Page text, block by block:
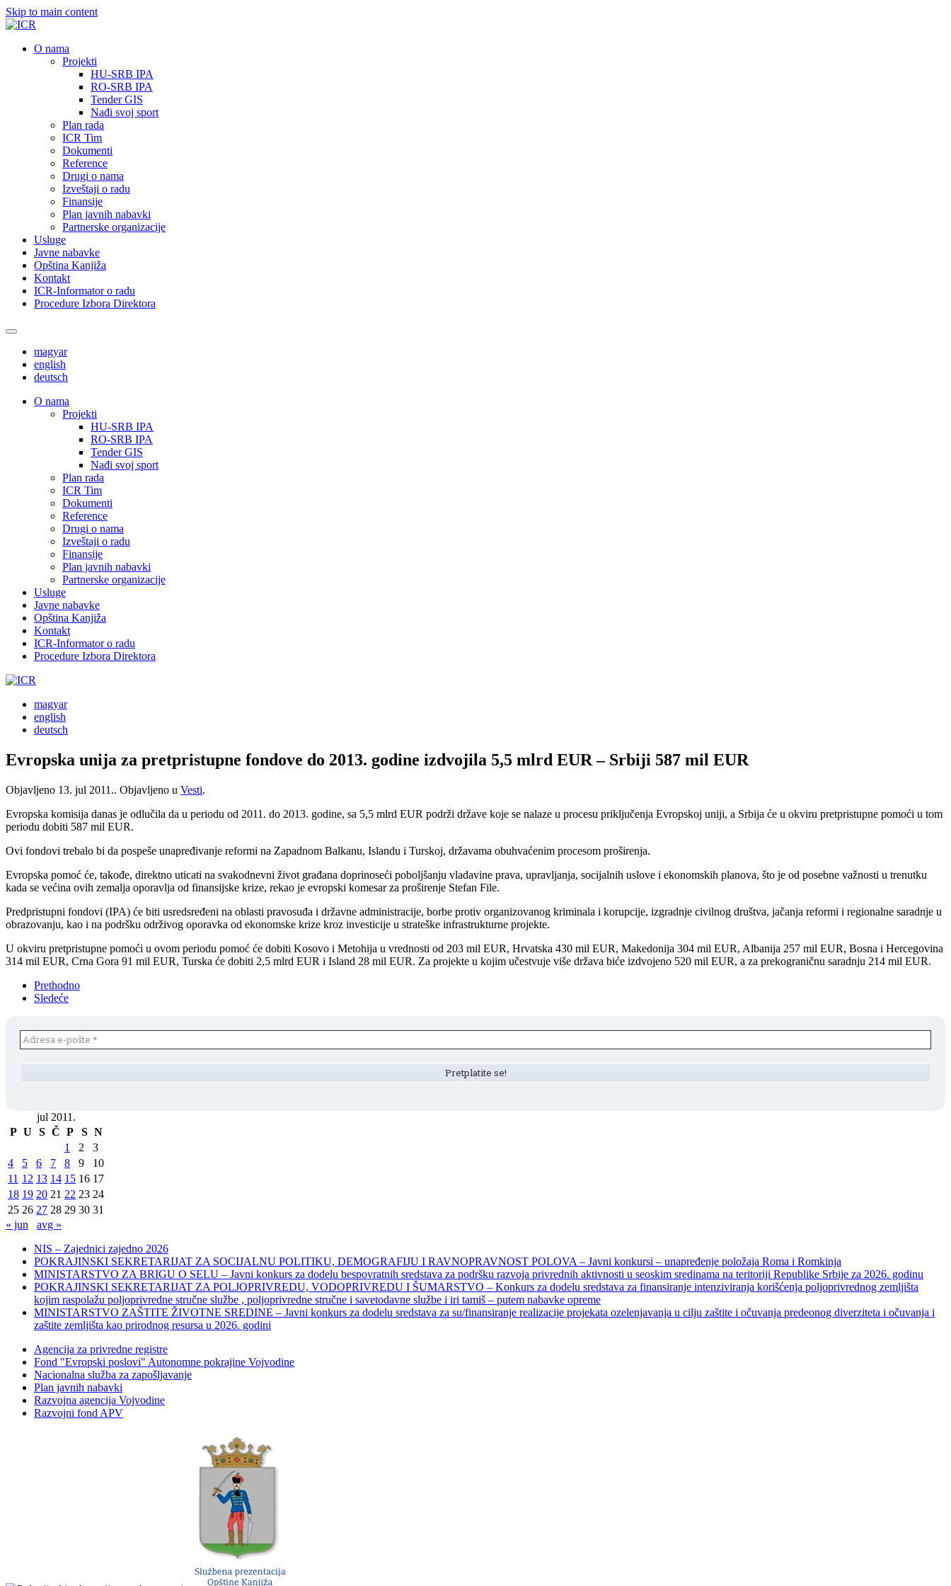
Skip to main content
О nama
Projekti
HU-SRB IPA
RO-SRB IPA
Tender GIS
Nađi svoj sport
Plan rada
ICR Tim
Dokumenti
Reference
Drugi o nama
Izveštaji o radu
Finansije
Plan javnih nabavki
Partnerske organizacije
Usluge
Javne nabavke
Opština Kanjiža
Kontakt
ICR-Informator o radu
Procedure Izbora Direktora
magyar
english
deutsch
О nama
Projekti
HU-SRB IPA
RO-SRB IPA
Tender GIS
Nađi svoj sport
Plan rada
ICR Tim
Dokumenti
Reference
Drugi o nama
Izveštaji o radu
Finansije
Plan javnih nabavki
Partnerske organizacije
Usluge
Javne nabavke
Opština Kanjiža
Kontakt
ICR-Informator o radu
Procedure Izbora Direktora
magyar
english
deutsch
Evropska unija za pretpristupne fondove do 2013. godine izdvojila 5,5 mlrd EUR – Srbiji 587 mil EUR
Objavljeno 13. jul 2011.. Objavljeno u Vesti.
Evropska komisija danas je odlučila da u periodu od 2011. do 2013. godine, sa 5,5 mlrd EUR podrži države koje se nalaze u procesu priključenja Evropskoj uniji, a Srbija će u okviru pretpristupne pomoći u tom
periodu dobiti 587 mil EUR.
Ovi fondovi trebalo bi da pospeše unapređivanje reformi na Zapadnom Balkanu, Islandu i Turskoj, državama obuhvaćenim procesom proširenja.
Evropska pomoć će, takođe, direktno uticati na svakodnevni život građana doprinoseći poboljšanju vladavine prava, upravljanja, socijalnih uslove i ekonomskih planova, što je od posebne važnosti u trenutku
kada se većina ovih zemalja oporavlja od finansijske krize, rekao je evropski komesar za proširenje Stefan File.
Predpristupni fondovi (IPA) će biti usredsređeni na oblasti pravosuđa i državne administracije, borbe protiv organizovanog kriminala i korupcije, izgradnje civilnog društva, jačanja reformi i regionalne saradnje u
obrazovanju, kao i na podršku održivog oporavka od ekonomske krize kroz investicije u strateške infrastrukturne projekte.
U okviru pretpristupne pomoći u ovom periodu pomoć će dobiti Kosovo i Metohija u vrednosti od 203 mil EUR, Hrvatska 430 mil EUR, Makedonija 304 mil EUR, Albanija 257 mil EUR, Bosna i Hercegovina
314 mil EUR, Crna Gora 91 mil EUR, Turska će dobiti 2,5 mlrd EUR i Island 28 mil EUR. Za projekte u kojim učestvuje više država biće izdvojeno 520 mil EUR, a za prekograničnu saradnju 214 mil EUR.
Prethodno
Sledeće
jul 2011.
P U S Č P S N
1
2
3
4
5 6 7 8 9
10
11 12 13 14 15 16 17
18 19 20 21 22 23 24
25 26 27 28 29 30 31
« jun
avg »
NIS – Zajednici zajedno 2026
POKRAJINSKI SEKRETARIJAT ZA SOCIJALNU POLITIKU, DEMOGRAFIJU I RAVNOPRAVNOST POLOVA – Javni konkursi – unapređenje položaja Roma i Romkinja
MINISTARSTVO ZA BRIGU O SELU – Javni konkurs za dodelu bespovratnih sredstava za podršku razvoja privrednih aktivnosti u seoskim sredinama na teritoriji Republike Srbije za 2026. godinu
POKRAJINSKI SEKRETARIJAT ZA POLJOPRIVREDU, VODOPRIVREDU I ŠUMARSTVO – Konkurs za dodelu sredstava za finansiranje intenziviranja korišćenja poljoprivrednog zemljišta
kojim raspolažu poljoprivredne stručne službe , poljoprivredne stručne i savetodavne službe i iri tamiš ‒ putem nabavke opreme
MINISTARSTVO ZAŠTITE ŽIVOTNE SREDINE – Javni konkurs za dodelu sredstava za su/finansiranje realizacije projekata ozelenjavanja u cilju zaštite i očuvanja predeonog diverziteta i očuvanja i
zaštite zemljišta kao prirodnog resursa u 2026. godini
Agencija za privredne registre
Fond "Evropski poslovi" Autonomne pokrajine Vojvodine
Nacionalna služba za zapošljavanje
Plan javnih nabavki
Razvojna agencija Vojvodine
Razvojni fond APV